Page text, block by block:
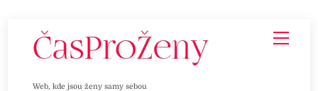
Web, kde jsou ženy samy sebou